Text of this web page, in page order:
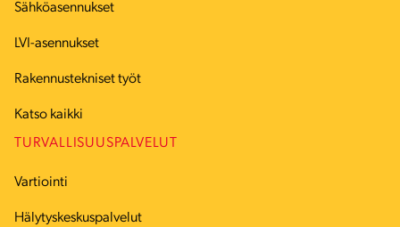
Sähköasennukset
LVI-asennukset
Rakennustekniset työt
Katso kaikki
TURVALLISUUSPALVELUT
Vartiointi
Hälytyskeskuspalvelut